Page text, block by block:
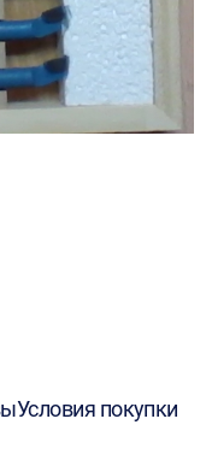
Условия покупки